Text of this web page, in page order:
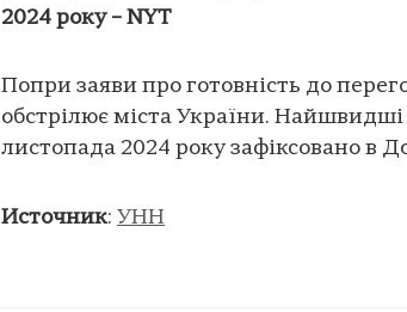
2024 року – NYT
Попри заяви про готовність до
обстрілює міста України.
листопада 2024 року зафіксовано в
Источник: УНН